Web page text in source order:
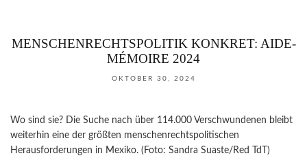
MENSCHENRECHTSPOLITIK KONKRET: AIDE-
MÉMOIRE 2024
OKTOBER 30, 2024
Wo sind sie? Die Suche nach über 114.000 Verschwundenen bleibt
weiterhin eine der größten menschenrechtspolitischen
Herausforderungen in Mexiko. (Foto: Sandra Suaste/Red TdT)